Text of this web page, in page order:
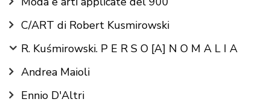
navigation
C/ART di Robert Kusmirowski
R. Kuśmirowski. P E R S O [A] N O M A L I A
Andrea Maioli
Ennio D'Altri